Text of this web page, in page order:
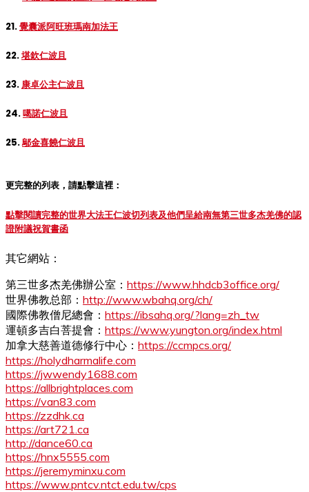
21.覺囊派阿旺班瑪南加法王
22.堪欽仁波且
23.康卓公主仁波且
24.噶諾仁波且
25.鄔金喜饒仁波且
更完整的列表，請點擊這裡：
點擊閱讀完整的世界大法王仁波切列表及他們呈給南無第三世多杰羌佛的認
證附議祝賀書函
其它網站：
第三世多杰羌佛辦公室： https://www.hhdcb3office.org/
世界佛教总部： http://www.wbahq.org/ch/
國際佛教僧尼總會： https://ibsahq.org/?lang=zh_tw
運頓多吉白菩提會： https://www.yungton.org/index.html
加拿大慈善道德修行中心： https://ccmpcs.org/
https://holydharmalife.com
https://jwwendy1688.com
https://allbrightplaces.com
https://van83.com
https://zzdhk.ca
https://art721.ca
http://dance60.ca
https://hnx5555.com
https://jeremyminxu.com
https://www.pntcv.ntct.edu.tw/cps